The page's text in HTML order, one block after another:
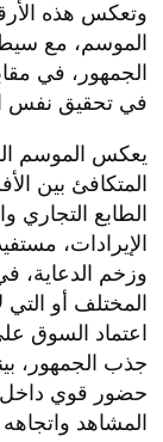
وتعكس هذه
الموسم، مع
الجمهور، في
في تحقيق نفس
يعكس الموسم
المتكافئ بين
الطابع التجاري
الإيرادات،
وزخم الدعاية،
المختلف أو
اعتماد السوق
جذب الجمهور،
حضور قوي
المشاهد